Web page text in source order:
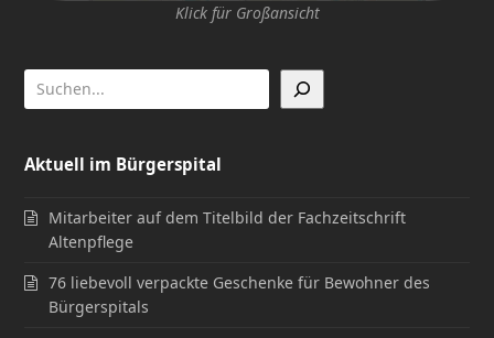
Klick für Großansicht
Aktuell im Bürgerspital
Mitarbeiter auf dem Titelbild der Fachzeitschrift
Altenpflege
76 liebevoll verpackte Geschenke für Bewohner des
Bürgerspitals